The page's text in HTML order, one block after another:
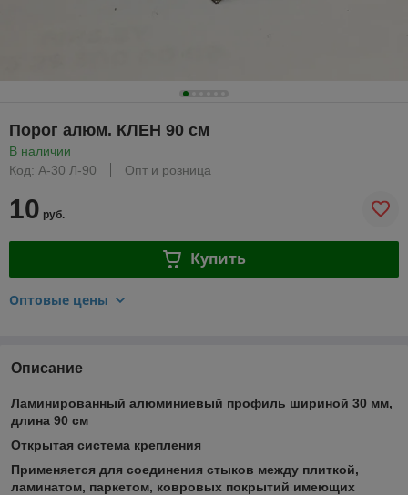
Порог алюм. КЛЕН 90 см
В наличии
Код: А-30 Л-90
Опт и розница
10 руб.
Купить
Оптовые цены
Описание
Ламинированный алюминиевый профиль шириной 30 мм,
длина 90 см
Открытая система крепления
Применяется для соединения стыков между плиткой,
ламинатом, паркетом, ковровых покрытий имеющих